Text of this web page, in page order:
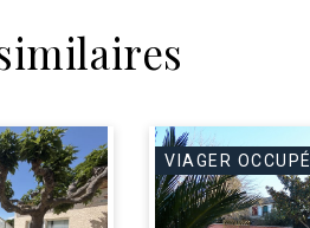
VIAGER OCCUPÉ